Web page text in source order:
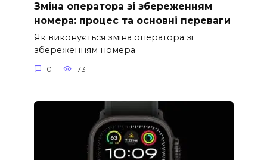
Зміна оператора зі збереженням
номера: процес та основні переваги
Як виконується зміна оператора зі
збереженням номера
0 73